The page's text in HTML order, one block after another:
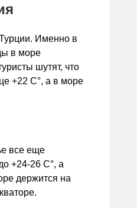
Именно в
в море
шутят, что
+22 С°, а в море
все еще
+24-26 С°, а
держится на